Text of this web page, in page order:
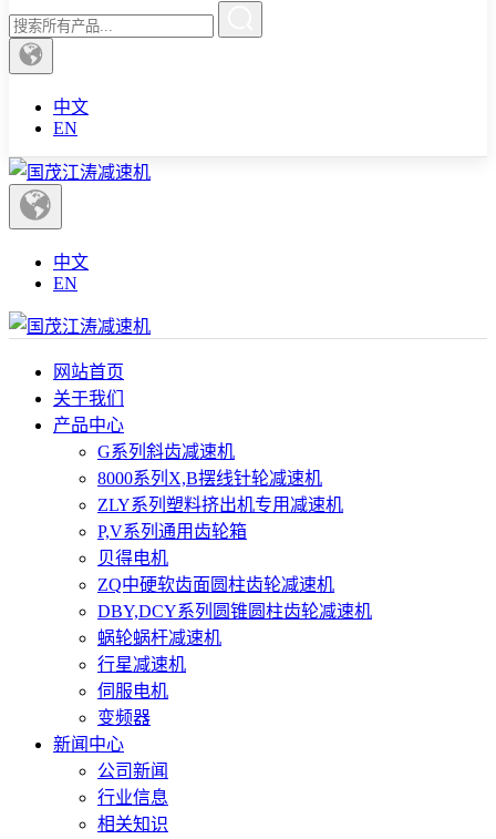
中文
EN
中文
EN
网站首页
关于我们
产品中心
G系列斜齿减速机
8000系列X,B摆线针轮减速机
ZLY系列塑料挤出机专用减速机
P,V系列通用齿轮箱
贝得电机
ZQ中硬软齿面圆柱齿轮减速机
DBY,DCY系列圆锥圆柱齿轮减速机
蜗轮蜗杆减速机
行星减速机
伺服电机
变频器
新闻中心
公司新闻
行业信息
相关知识